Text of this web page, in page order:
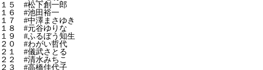
１５ #松下創一郎
１６ #池田裕一
１７ #中澤まさゆき
１８ #元谷ゆりな
１９ #ふるぼう知生
２０ #わがい哲代
２１ #儀武さとる
２２ #清水みちこ
２３ #高橋佳代子